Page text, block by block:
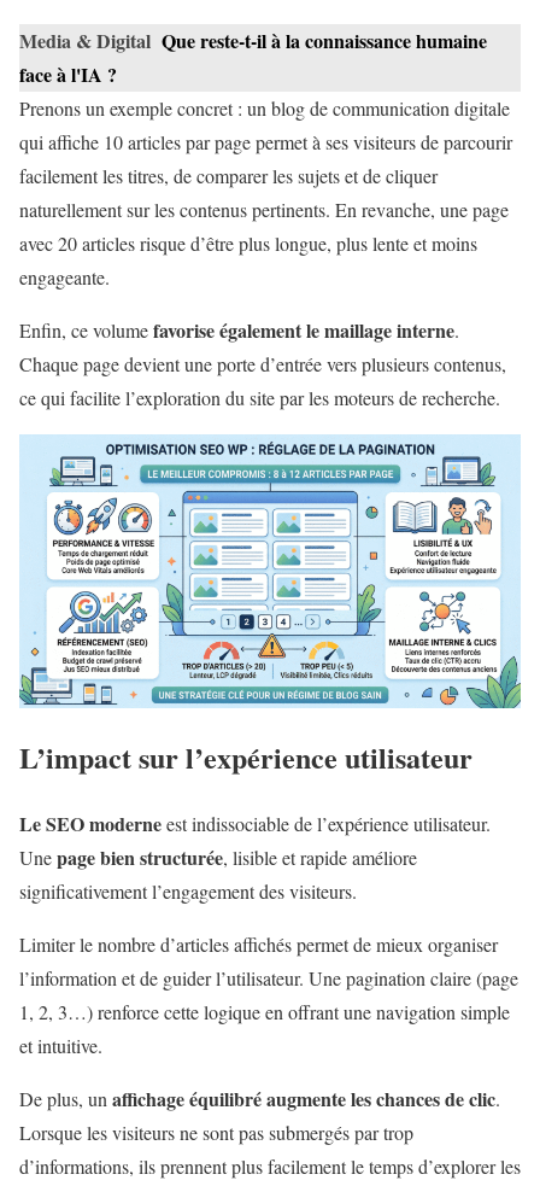
Media & Digital Que reste-t-il à la connaissance humaine
face à l'IA ?
Prenons un exemple concret : un blog de communication digitale
qui affiche 10 articles par page permet à ses visiteurs de parcourir
facilement les titres, de comparer les sujets et de cliquer
naturellement sur les contenus pertinents. En revanche, une page
avec 20 articles risque d’être plus longue, plus lente et moins
engageante.
Enfin, ce volumefavorise également le maillage interne.
Chaque page devient une porte d’entrée vers plusieurs contenus,
ce qui facilite l’exploration du site par les moteurs de recherche.
L’impact sur l’expérience utilisateur
Le SEO moderneest indissociable de l’expérience utilisateur.
Unepage bien structurée, lisible et rapide améliore
significativement l’engagement des visiteurs.
Limiter le nombre d’articles affichés permet de mieux organiser
l’information et de guider l’utilisateur. Une pagination claire (page
1, 2, 3…) renforce cette logique en offrant une navigation simple
et intuitive.
De plus, un affichage équilibré augmente les chances de clic.
Lorsque les visiteurs ne sont pas submergés par trop
d’informations, ils prennent plus facilement le temps d’explorer les